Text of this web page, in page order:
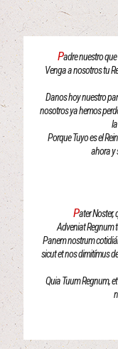
Padre nuestro
Venga a nosotros tu
Danos hoy nuestro
nosotros ya hemos
Porque Tuyo es el
ahora y
Pater Noster,
Adveniat Regnum
Panem nostrum
sicut et nos dimitímus
Quia Tuum Regnum,